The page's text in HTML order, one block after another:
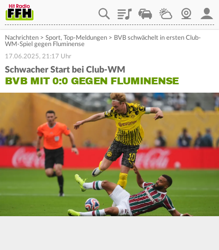
PlaylistStaupilotWetterWebcam
Nachrichten > Sport, Top-Meldungen > BVB schwächelt in ersten Club-
WM-Spiel gegen Fluminense
17.06.2025, 21:17 Uhr
Schwacher Start bei Club-WM
BVB MIT 0:0 GEGEN FLUMINENSE